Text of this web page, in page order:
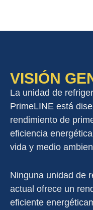
VISIÓN
La unidad de
PrimeLINE está
rendimiento de
eficiencia
vida y medio
Ninguna unidad de
actual ofrece un
eficiente